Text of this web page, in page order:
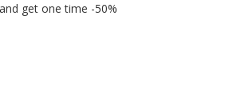
get one time -50%